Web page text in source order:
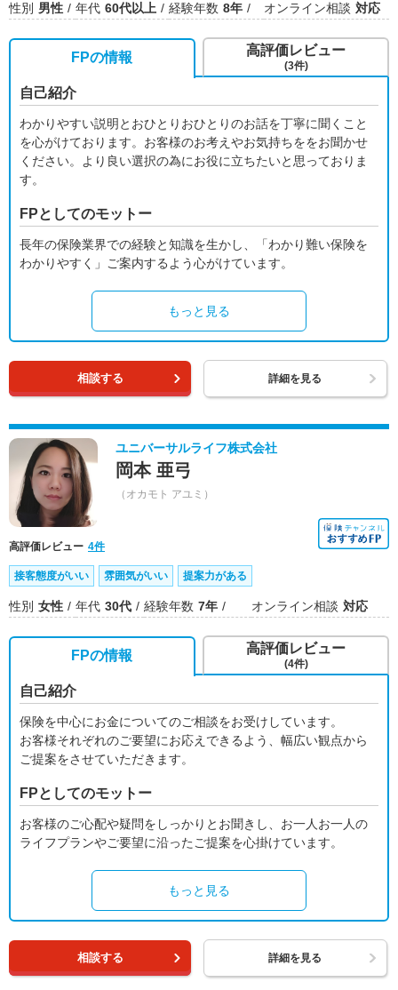
性別 男性 年代 60代以上 経験年数 8年 オンライン相談 対応
FPの情報
自己紹介
わかりやすい説明とおひとりおひとりのお話を丁寧に聞くこと
を心がけております。お客様のお考えやお気持ちををお聞かせ
ください。より良い選択の為にお役に立ちたいと思っておりま
す。
FPとしてのモットー
長年の保険業界での経験と知識を生かし、「わかり難い保険を
わかりやすく」ご案内するよう心がけています。
もっと見る
高評価レビュー
(3件)
相談する 詳細を見る
ユニバーサルライフ株式会社
岡本 亜弓
（オカモト アユミ）
高評価レビュー 4件
接客態度がいい 雰囲気がいい 提案力がある
性別 女性 年代 30代 経験年数 7年 オンライン相談 対応
FPの情報
自己紹介
保険を中心にお金についてのご相談をお受けしています。
お客様それぞれのご要望にお応えできるよう、幅広い観点から
ご提案をさせていただきます。
FPとしてのモットー
お客様のご心配や疑問をしっかりとお聞きし、お一人お一人の
ライフプランやご要望に沿ったご提案を心掛けています。
もっと見る
高評価レビュー
(4件)
相談する 詳細を見る